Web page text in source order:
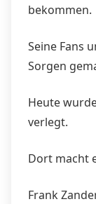
bekommen.
Seine Fans
Sorgen
Heute
verlegt.
Dort macht
Frank